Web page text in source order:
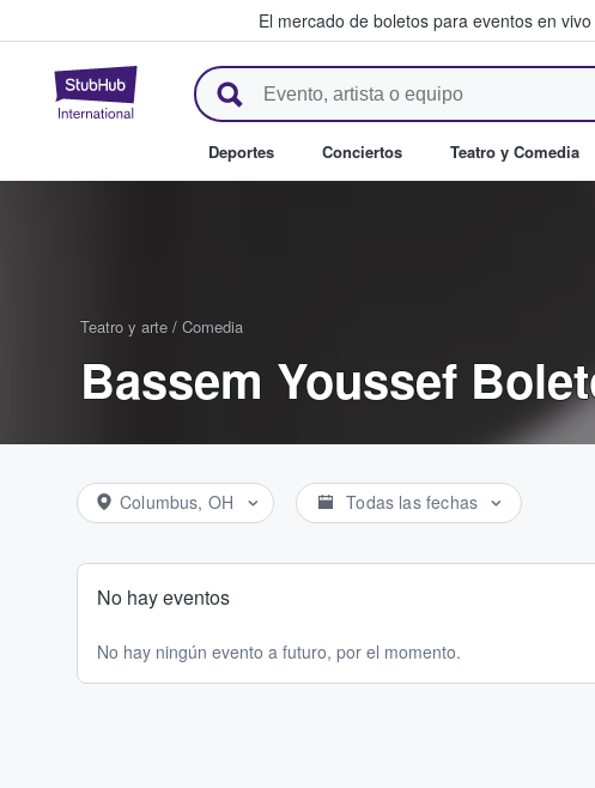
El mercado de boletos para eventos en
StubHub: donde los fans compran
Deportes Conciertos Teatro y Comedia
Teatro y arte / Comedia
Bassem Youssef
Columbus, OH Todas las fechas
No hay eventos
No hay ningún evento a futuro, por el momento.